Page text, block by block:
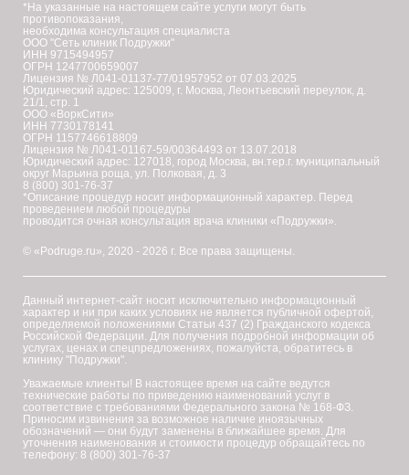
*На указанные на настоящем сайте услуги могут быть
противопоказания,
необходима консультация специалиста
ООО "Сеть клиник Подружки"
ИНН 9715494957
ОГРН 1247700659007
Лицензия № Л041-01137-77/01957952 от 07.03.2025
Юридический адрес: 125009, г. Москва, Леонтьевский переулок, д.
21/1, стр. 1
ООО «ВоркСити»
ИНН 7730178141
ОГРН 1157746618809
Лицензия № Л041-01167-59/00364493 от 13.07.2018
Юридический адрес: 127018, город Москва, вн.тер.г. муниципальный
округ Марьина роща, ул. Полковая, д. 3
8 (800) 301-76-37
*Описание процедур носит информационный характер. Перед
проведением любой процедуры
проводится очная консультация врача клиники «Подружки».
© «Podruge.ru», 2020 - 2026 г. Все права защищены.
Данный интернет-сайт носит исключительно информационный
характер и ни при каких условиях не является публичной офертой,
определяемой положениями Статьи 437 (2) Гражданского кодекса
Российской Федерации. Для получения подробной информации об
услугах, ценах и спецпредложениях, пожалуйста, обратитесь в
клинику "Подружки".
Уважаемые клиенты! В настоящее время на сайте ведутся
технические работы по приведению наименований услуг в
соответствие с требованиями Федерального закона № 168-ФЗ.
Приносим извинения за возможное наличие иноязычных
обозначений — они будут заменены в ближайшее время. Для
уточнения наименования и стоимости процедур обращайтесь по
телефону: 8 (800) 301-76-37